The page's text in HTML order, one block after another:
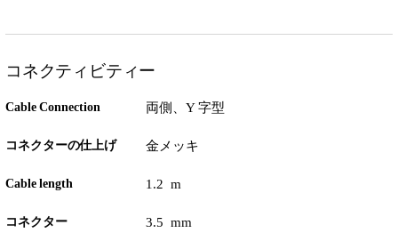
コネクティビティー
Cable Connection 両側、Y 字型
コネクターの仕上げ 金メッキ
Cable length 1.2 m
コネクター 3.5 mm